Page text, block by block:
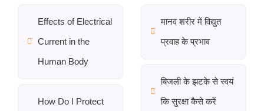
Effects of Electrical
Current in the
Human Body
How Do I Protect
मानव शरीर में विद्युत
प्रवाह के प्रभाव
बिजली के झटके से स्वयं
कि सुरक्षा कैसे करें